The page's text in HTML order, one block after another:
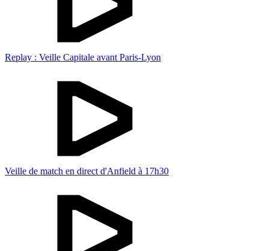
Replay : Veille Capitale avant Paris-Lyon
Veille de match en direct d'Anfield à 17h30